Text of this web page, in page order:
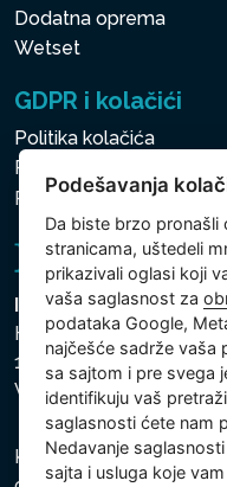
Dodatna oprema
Wetset
GDPR i kolačići
Politika kolačića
Politika zaštite ličnih i
Politika kolačića
Intex Trading, s.r.o.
Hradecká 2526/3
130 00 Praha 3
Vinohrady - Česká
Kompanija je
Podešavanja
Da biste brzo pronašli
stranicama, uštedeli
prikazivali oglasi koji
vaša saglasnost za
podataka Google,
najčešće sadrže vaša
sa sajtom i pre svega
identifikuju vaš
saglasnosti ćete nam
Nedavanje
sajta i usluga koje